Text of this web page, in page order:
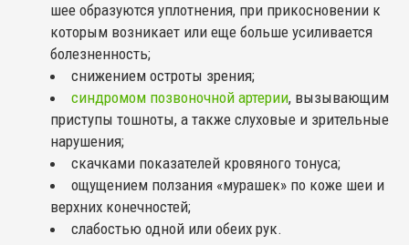
шее образуются уплотнения, при прикосновении к
которым возникает или еще больше усиливается
болезненность;
снижением остроты зрения;
синдромом позвоночной артерии, вызывающим
приступы тошноты, а также слуховые и зрительные
нарушения;
скачками показателей кровяного тонуса;
ощущением ползания «мурашек» по коже шеи и
верхних конечностей;
слабостью одной или обеих рук.